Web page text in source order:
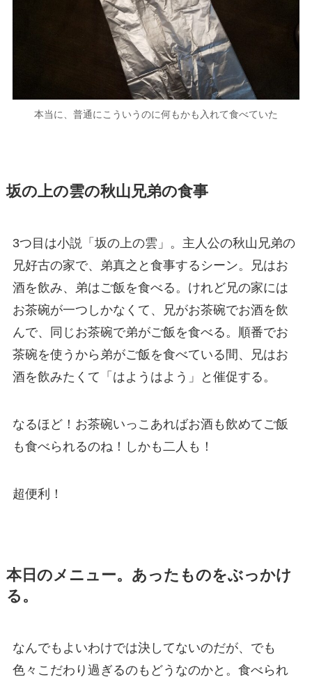
本当に、普通にこういうのに何もかも入れて食べていた
坂の上の雲の秋山兄弟の食事
3つ目は小説「坂の上の雲」。主人公の秋山兄弟の
兄好古の家で、弟真之と食事するシーン。兄はお
酒を飲み、弟はご飯を食べる。けれど兄の家には
お茶碗が一つしかなくて、兄がお茶碗でお酒を飲
んで、同じお茶碗で弟がご飯を食べる。順番でお
茶碗を使うから弟がご飯を食べている間、兄はお
酒を飲みたくて「はようはよう」と催促する。
なるほど！お茶碗いっこあればお酒も飲めてご飯
も食べられるのね！しかも二人も！
超便利！
本日のメニュー。あったものをぶっかけ
る。
なんでもよいわけでは決してないのだが、でも
色々こだわり過ぎるのもどうなのかと。食べられ